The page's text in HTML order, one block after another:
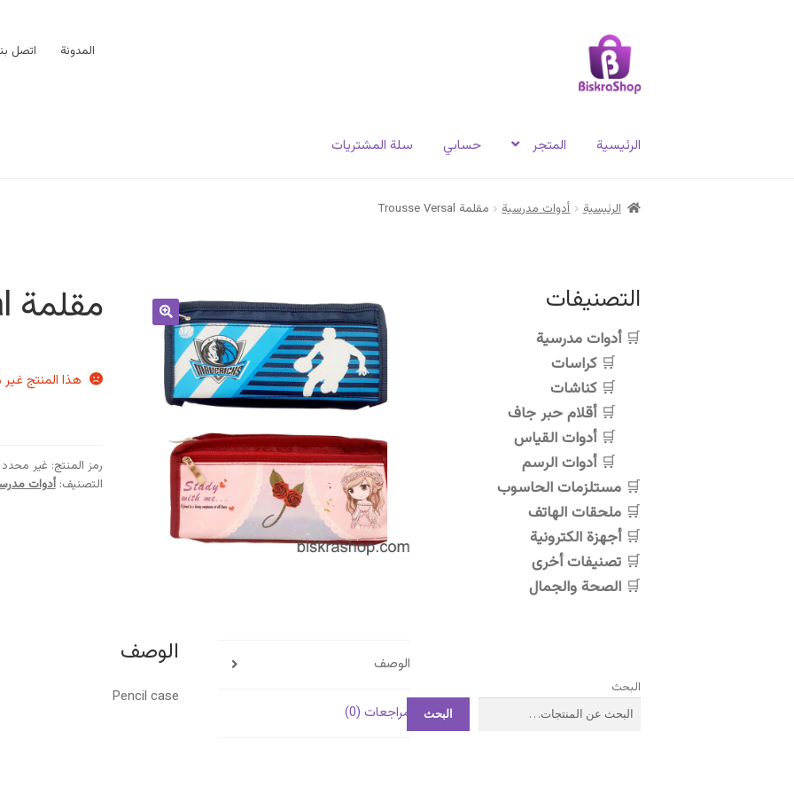
Skip
to
navigation
Skip
to
content
المدونة اتصل
الرئيسية المتجر حسابي سلة المشتريات
الرئيسية أدوات مدرسية مقلمة Trousse Versal
مقلمة Trousse Versal
هذا المنتج
رمز المنتج: غير محدد
التصنيف:أدوات
الوصف
مراجعات (0)
الوصف
Pencil case
التصنيفات
أدوات مدرسية
كراسات
كناشات
أقلام حبر جاف
أدوات القياس
أدوات الرسم
مستلزمات الحاسوب
ملحقات الهاتف
أجهزة الكترونية
تصنيفات أخرى
الصحة والجمال
البحث
البحث